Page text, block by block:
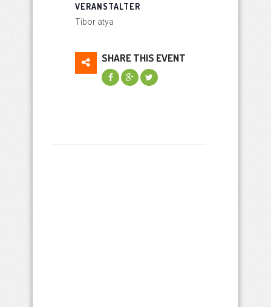
VERANSTALTER
Tibor atya
SHARE THIS EVENT